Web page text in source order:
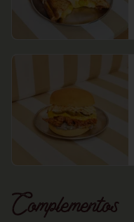
Complementos